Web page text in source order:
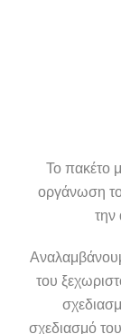
Το πακέτο
οργάνωση
την
του
σχεδιασμό